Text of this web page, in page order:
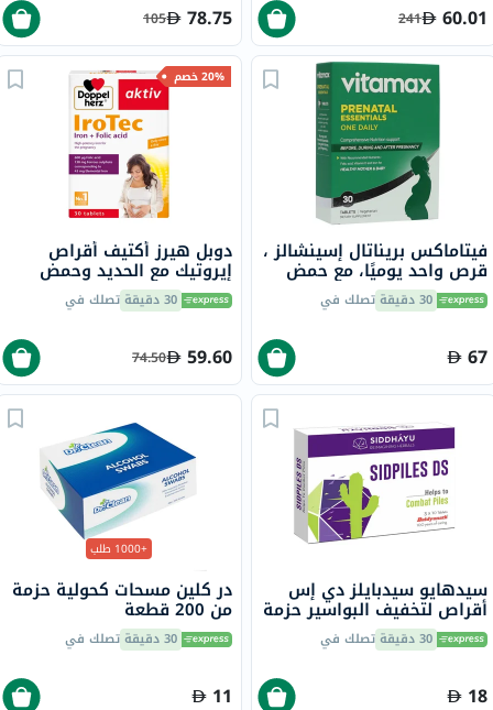
60.01
241
78.75
105
فيتاماكس بريناتال إسينشالز ،
قرص واحد يوميًا، مع حمض
الفوليك والحديد وفيتامين د
لصحة الأم والطفل، حزمه من
30 دقيقة تصلك في
67
20% خصم
دوبل هيرز أكتيف أقراص
إيروتيك مع الحديد وحمض
الفوليك لدعم الحمل، حزمة من
30 قرص 30 دقيقة تصلك في
59.60
74.50
سيدهايو سيدبايلز دي إس
أقراص لتخفيف البواسير حزمة
من 30 30 دقيقة تصلك في
18
+1000 طلب
در كلين مسحات كحولية حزمة
من 200 قطعة
30 دقيقة تصلك في
11